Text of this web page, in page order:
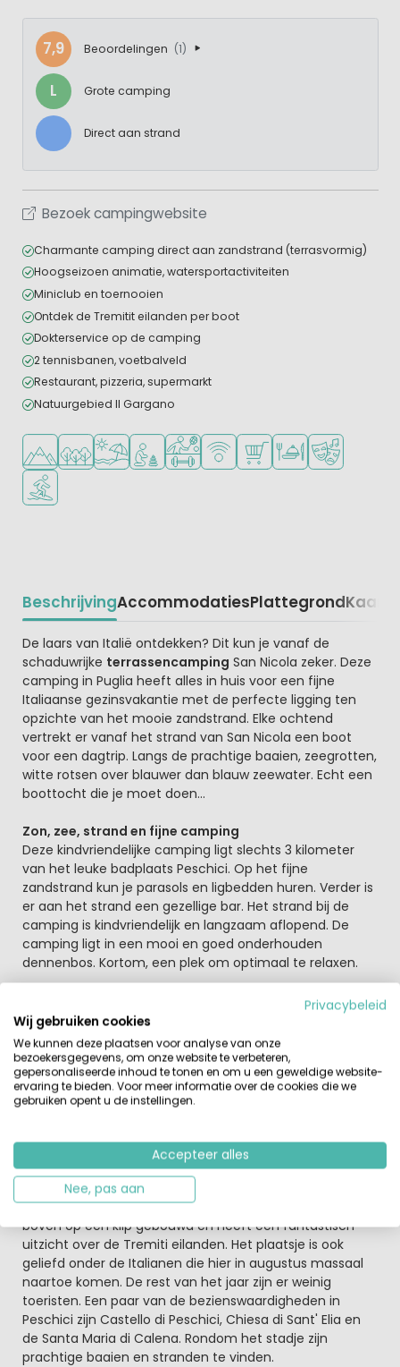
7,9 Beoordelingen (1)
L Grote camping
Direct aan strand
Bezoek campingwebsite
Charmante camping direct aan zandstrand (terrasvormig)
Hoogseizoen animatie, watersportactiviteiten
Miniclub en toernooien
Ontdek de Tremitit eilanden per boot
Dokterservice op de camping
2 tennisbanen, voetbalveld
Restaurant, pizzeria, supermarkt
Natuurgebied Il Gargano
Ligt in de heuvels/bergen
Ligt in een bosrijke omgeving
Ligt bij strand en zee
Aanbevolen voor jonge kinderen
Veel mogelijkheden om te sporten
WiFi beschikbaar
Campingwinkel/
Restaurant of
Watersportfaciliteiten
BeschrijvingAccommodatiesPlattegrondKaart
Beschrijving
De laars van Italië ontdekken? Dit kun je vanaf de
schaduwrijke terrassencamping San Nicola zeker. Deze
camping in Puglia heeft alles in huis voor een fijne
Italiaanse gezinsvakantie met de perfecte ligging ten
opzichte van het mooie zandstrand. Elke ochtend
vertrekt er vanaf het strand van San Nicola een boot
voor een dagtrip. Langs de prachtige baaien, zeegrotten,
witte rotsen over blauwer dan blauw zeewater. Echt een
boottocht die je moet doen...
Zon, zee, strand en fijne camping
Deze kindvriendelijke camping ligt slechts 3 kilometer
van het leuke badplaats Peschici. Op het fijne
zandstrand kun je parasols en ligbedden huren. Verder is
er aan het strand een gezellige bar. Het strand bij de
camping is kindvriendelijk en langzaam aflopend. De
camping ligt in een mooi en goed onderhouden
dennenbos. Kortom, een plek om optimaal te relaxen.
En dat alles in een prachtig natuurgebied Il Gargano met
het heuvelachtig binnenland en de prachtige zand- en
rifkusten. De streek Gargano heeft een oppervlakte van
2000 vierkante meter en is heel divers. Van
zandstranden tot eindeloze bossen en mooie
middeleeuwse dorpen, waarvan Vieste en Peschici de
bekendste zijn.
Baaitjes om van te dromen, witte stranden en dan ook
nog eens die azuurblauwe zee
In het lieflijke vissersplaatsje Peschici vind je witte huisjes
met de typische grijze koepel daken. Het plaatsje is
boven op een klip gebouwd en heeft een fantastisch
uitzicht over de Tremiti eilanden. Het plaatsje is ook
geliefd onder de Italianen die hier in augustus massaal
naartoe komen. De rest van het jaar zijn er weinig
toeristen. Een paar van de bezienswaardigheden in
Peschici zijn Castello di Peschici, Chiesa di Sant' Elia en
de Santa Maria di Calena. Rondom het stadje zijn
prachtige baaien en stranden te vinden.
Privacybeleid
Wij gebruiken cookies
We kunnen deze plaatsen voor analyse van onze
bezoekersgegevens, om onze website te verbeteren,
gepersonaliseerde inhoud te tonen en om u een geweldige website-
ervaring te bieden. Voor meer informatie over de cookies die we
gebruiken opent u de instellingen.
Accepteer alles
Nee, pas aan